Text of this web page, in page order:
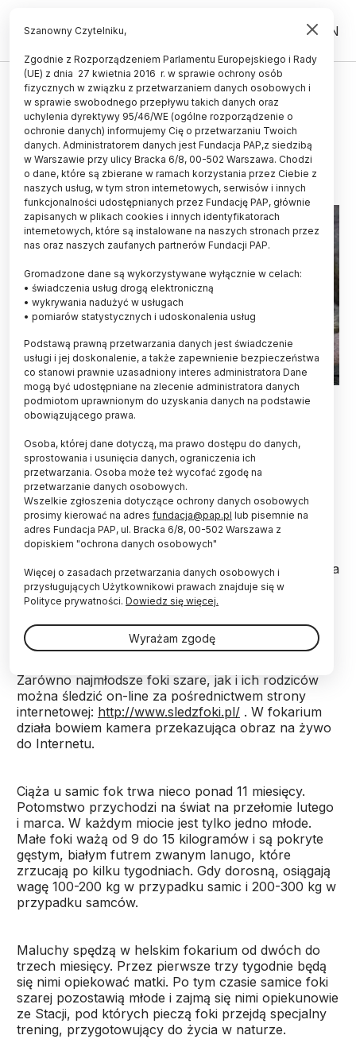
PL EN
Natka trzecim małym
mieszkańcem helskiego fokarium
09.03.2015
aktualizacja: 09.03.2015
2 minuty czytania
Źródło: Fokarium Stacji Morskiej Instytutu Oceanografii
Uniwersytetu Gdańskiego
W helskim fokarium pojawił się trzeci w tym roku
mały mieszkaniec. W piątkową noc na świat
przyszła Natka - czyli w języku kaszubskim
"córka". Tuż po urodzeniu ważyła 13,8 kg przy
długości ciała 111 cm. Mamą Natki jest 17-letnia
foka Ania.
Natka jest trzecią foką, która w tym roku przyszła na
świat w Fokarium Stacji Morskiej Instytutu
Oceanografii Uniwersytetu Gdańskiego. Pod koniec
marca - foka Norda.
Zarówno najmłodsze foki szare, jak i ich rodziców
można śledzić on-line za pośrednictwem strony
internetowej: http://www.sledzfoki.pl/ . W fokarium
działa bowiem kamera przekazująca obraz na żywo
do Internetu.
Ciąża u samic fok trwa nieco ponad 11 miesięcy.
Potomstwo przychodzi na świat na przełomie lutego
i marca. W każdym miocie jest tylko jedno młode.
Małe foki ważą od 9 do 15 kilogramów i są pokryte
gęstym, białym futrem zwanym lanugo, które
zrzucają po kilku tygodniach. Gdy dorosną, osiągają
wagę 100-200 kg w przypadku samic i 200-300 kg w
przypadku samców.
Maluchy spędzą w helskim fokarium od dwóch do
trzech miesięcy. Przez pierwsze trzy tygodnie będą
się nimi opiekować matki. Po tym czasie samice foki
szarej pozostawią młode i zajmą się nimi opiekunowie
ze Stacji, pod których pieczą foki przejdą specjalny
trening, przygotowujący do życia w naturze.
Szanowny Czytelniku,
Zgodnie z Rozporządzeniem Parlamentu Europejskiego i Rady
(UE) z dnia 27 kwietnia 2016 r. w sprawie ochrony osób
fizycznych w związku z przetwarzaniem danych osobowych i
w sprawie swobodnego przepływu takich danych oraz
uchylenia dyrektywy 95/46/WE (ogólne rozporządzenie o
ochronie danych) informujemy Cię o przetwarzaniu Twoich
danych. Administratorem danych jest Fundacja PAP,z siedzibą
w Warszawie przy ulicy Bracka 6/8, 00-502 Warszawa. Chodzi
o dane, które są zbierane w ramach korzystania przez Ciebie z
naszych usług, w tym stron internetowych, serwisów i innych
funkcjonalności udostępnianych przez Fundację PAP, głównie
zapisanych w plikach cookies i innych identyfikatorach
internetowych, które są instalowane na naszych stronach przez
nas oraz naszych zaufanych partnerów Fundacji PAP.
Gromadzone dane są wykorzystywane wyłącznie w celach:
• świadczenia usług drogą elektroniczną
• wykrywania nadużyć w usługach
• pomiarów statystycznych i udoskonalenia usług
Podstawą prawną przetwarzania danych jest świadczenie
usługi i jej doskonalenie, a także zapewnienie bezpieczeństwa
co stanowi prawnie uzasadniony interes administratora Dane
mogą być udostępniane na zlecenie administratora danych
podmiotom uprawnionym do uzyskania danych na podstawie
obowiązującego prawa.
Osoba, której dane dotyczą, ma prawo dostępu do danych,
sprostowania i usunięcia danych, ograniczenia ich
przetwarzania. Osoba może też wycofać zgodę na
przetwarzanie danych osobowych.
Wszelkie zgłoszenia dotyczące ochrony danych osobowych
prosimy kierować na adres fundacja@pap.pl lub pisemnie na
adres Fundacja PAP, ul. Bracka 6/8, 00-502 Warszawa z
dopiskiem "ochrona danych osobowych"
Więcej o zasadach przetwarzania danych osobowych i
przysługujących Użytkownikowi prawach znajduje się w
Polityce prywatności. Dowiedz się więcej.
Wyrażam zgodę